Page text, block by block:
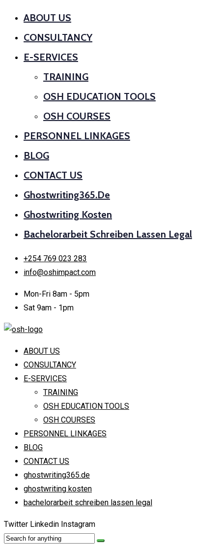
ABOUT US
CONSULTANCY
E-SERVICES
TRAINING
OSH EDUCATION TOOLS
OSH COURSES
PERSONNEL LINKAGES
BLOG
CONTACT US
Ghostwriting365.de
Ghostwriting Kosten
Bachelorarbeit Schreiben Lassen Legal
+254 769 023 283
info@oshimpact.com
Mon-Fri 8am - 5pm
Sat 9am - 1pm
ABOUT US
CONSULTANCY
E-SERVICES
TRAINING
OSH EDUCATION TOOLS
OSH COURSES
PERSONNEL LINKAGES
BLOG
CONTACT US
ghostwriting365.de
ghostwriting kosten
bachelorarbeit schreiben lassen legal
Twitter Linkedin Instagram